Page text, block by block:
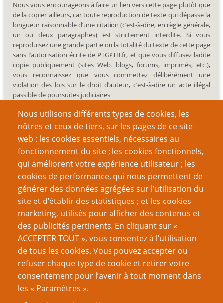
Nous utilisons différents types de cookies, les
nôtres et ceux de tiers, sur les pages de ce site
web : les cookies essentiels, nécessaires au
fonctionnement du site ; les cookies fonctionnels,
qui améliorent votre expérience utilisateur ; les
cookies de performance, qui nous permettent de
générer des données agrégées sur l’utilisation du
site et d’établir des statistiques ; et les cookies
marketing, utilisés pour afficher des contenus et
des publicités pertinents. En cliquant sur «
ACCEPTER TOUT », vous consentez à l’utilisation
de tous les cookies. Vous pouvez accepter ou
refuser chaque type de cookie et retirer votre
consentement pour l’avenir à tout moment dans
les « Paramètres ».
Nous vous encourageons à faire un lien vers cette page plutôt que
de la copier ailleurs, car toute reproduction de texte qui dépasse la
longueur raisonnable d’une citation (c’est-à-dire, en règle générale,
un ou deux paragraphes) est strictement interdite. Si vous
reproduisez une grande partie ou la totalité du texte de cette page
sans l’autorisation écrite de PTGPTB.fr, et que vous diffusez ladite
copie publiquement (sites Web, blogs, forums, imprimés, etc.),
vous reconnaissez que vous commettez délibérément une
violation des lois sur le droit d’auteur, c’est-à-dire un acte illégal
passible de poursuites judiciaires.
Recherche
Nom d'utilisateur
Mot de passe